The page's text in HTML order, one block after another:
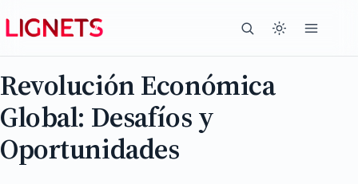
Revolución Económica
Global: Desafíos y
Oportunidades